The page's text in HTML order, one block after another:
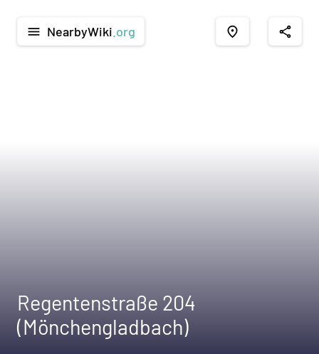
menu NearbyWiki .org place share
Regentenstraße 204
(Mönchengladbach)